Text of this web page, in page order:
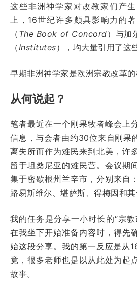
这些非洲神学家对改教家们产
上，16世纪许多颇具影响力的
（ The Book of Concord）与加
（ Institutes） ，均大量引用了这
早期非洲神学家是欧洲宗教改革的
从何说起？
笔者最近在一个刚果牧者峰会上
信息，与会者由约30位来自刚果
离失所而作为难民来到北美，许
留于坦桑尼亚的难民营。会议期
集于密歇根州兰辛市，分别来自
路易斯维尔、堪萨斯、得梅因和其
我的任务是分享一小时长的“宗教
在我坐下开始准备内容时，得先
始这段分享。我的第一反应是从
竟，很多老师也是以从此处为起
故事。